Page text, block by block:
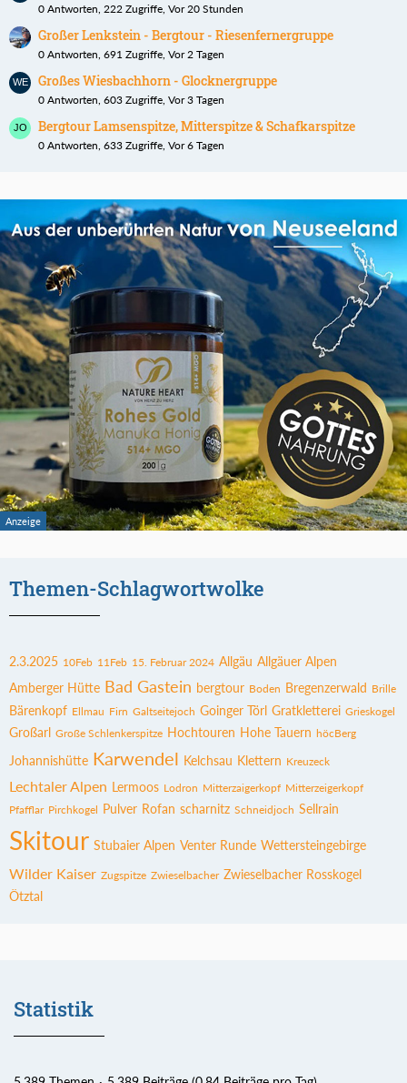
0 Antworten, 222 Zugriffe, Vor 20 Stunden
Großer Lenkstein - Bergtour - Riesenfernergruppe
0 Antworten, 691 Zugriffe, Vor 2 Tagen
Großes Wiesbachhorn - Glocknergruppe
0 Antworten, 603 Zugriffe, Vor 3 Tagen
Bergtour Lamsenspitze, Mitterspitze & Schafkarspitze
0 Antworten, 633 Zugriffe, Vor 6 Tagen
Themen-Schlagwortwolke
2.3.2025 10Feb 11Feb 15. Februar 2024 Allgäu Allgäuer Alpen
Amberger Hütte Bad Gastein bergtour Boden Bregenzerwald Brille
Bärenkopf Ellmau Firn Galtseitejoch Goinger Törl Gratkletterei Grieskogel
Großarl Große Schlenkerspitze Hochtouren Hohe Tauern höcBerg
Johannishütte Karwendel Kelchsau Klettern Kreuzeck
Lechtaler Alpen Lermoos Lodron Mitterzaigerkopf Mitterzeigerkopf
Pfafflar Pirchkogel Pulver Rofan scharnitz Schneidjoch Sellrain
Skitour Stubaier Alpen Venter Runde Wettersteingebirge
Wilder Kaiser Zugspitze Zwieselbacher Zwieselbacher Rosskogel
Ötztal
Statistik